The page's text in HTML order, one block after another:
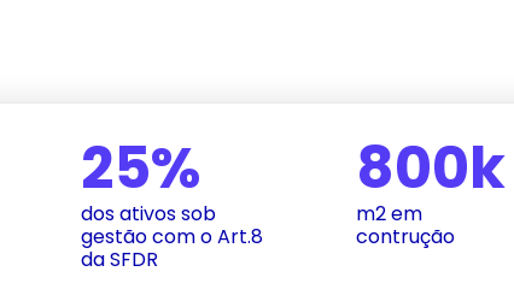
25%
dos ativos sob
gestão com o Art.8
da SFDR
800k
m2 em
contrução